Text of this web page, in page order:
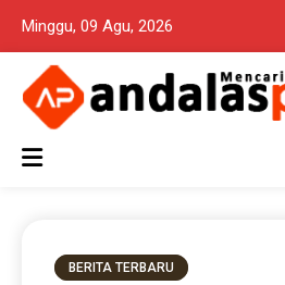
Minggu, 09 Agu, 2026
Andalas Pos
Mencari Fakta Menuju Realita
terpercaya seputar politik
BERITA TERBARU